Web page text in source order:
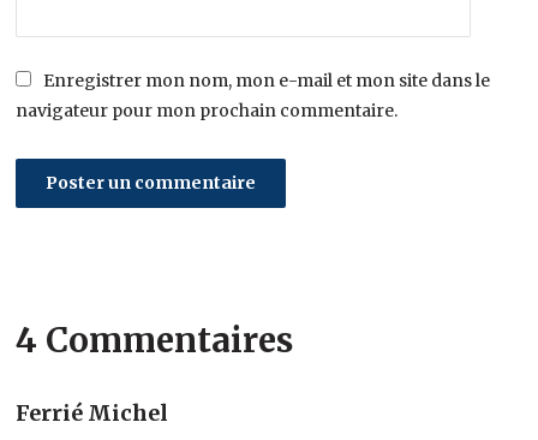
Enregistrer mon nom, mon e-mail et mon site dans le
navigateur pour mon prochain commentaire.
4 Commentaires
Ferrié Michel